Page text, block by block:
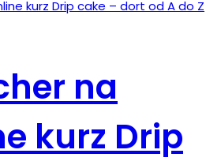
na
kurz Drip